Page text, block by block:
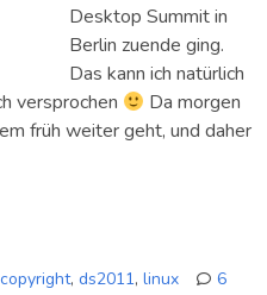
Desktop Summit in
Berlin zuende ging.
Das kann ich natürlich
versprochen
Da morgen
früh weiter geht, und daher
copyright, ds2011, linux
6